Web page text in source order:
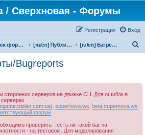
/ Сверхновая - Форумы
Вход
Регистрация
Список форумов [ru/en] Публичная версия/Public releases [ru/en] Багрепорты/Bugreports
Bugreports
сторонних серверов на движке СН. Для ошибок в
supernova.ws beta.supernova.ws
форум
проверить - есть ли такой баг на
частности - на тестовом. Для моделирования